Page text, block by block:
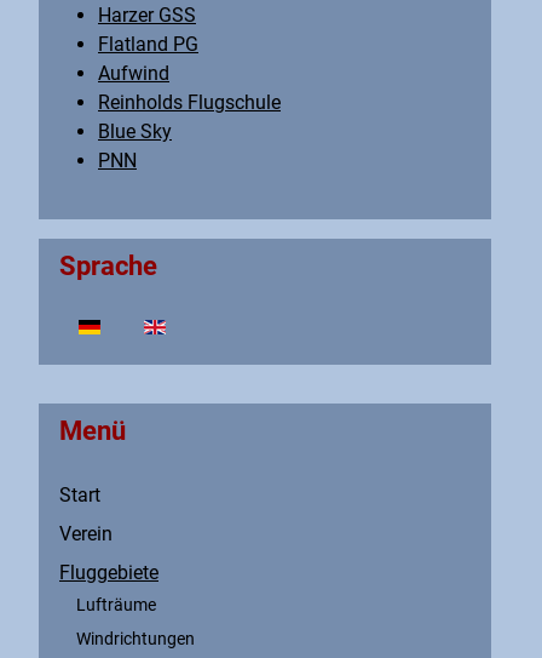
Menü
Start
Verein
Fluggebiete
Lufträume
Windrichtungen
Harzer GSS
Flatland PG
Aufwind
Reinholds Flugschule
Blue Sky
PNN
Sprache
Sprache auswählen